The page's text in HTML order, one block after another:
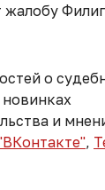
жалобу
о
и
,